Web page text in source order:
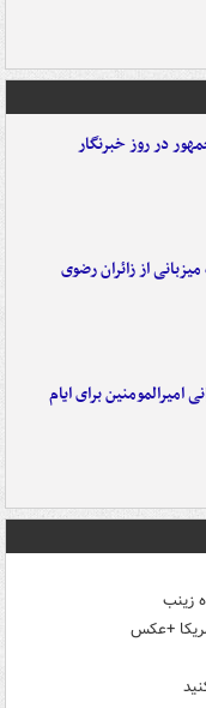
در روز خبرنگار
از زائران رضوی
امیرالمومنین برای ایام
زینب